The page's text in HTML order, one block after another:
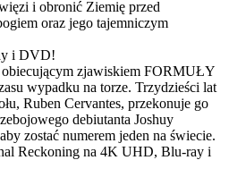
i obronić Ziemię przed
oraz jego tajemniczym
i DVD!
obiecującym zjawiskiem FORMUŁY
wypadku na torze. Trzydzieści lat
Ruben Cervantes, przekonuje go
debiutanta Joshuy
zostać numerem jeden na świecie.
Reckoning na 4K UHD, Blu-ray i